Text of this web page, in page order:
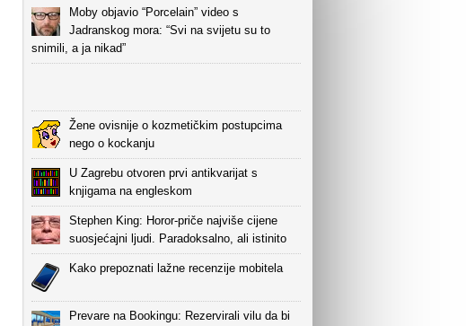
Moby objavio “Porcelain” video s
Jadranskog mora: “Svi na svijetu su to
snimili, a ja nikad”
Žene ovisnije o kozmetičkim postupcima
nego o kockanju
U Zagrebu otvoren prvi antikvarijat s
knjigama na engleskom
Stephen King: Horor-priče najviše cijene
suosjećajni ljudi. Paradoksalno, ali istinito
Kako prepoznati lažne recenzije mobitela
Prevare na Bookingu: Rezervirali vilu da bi